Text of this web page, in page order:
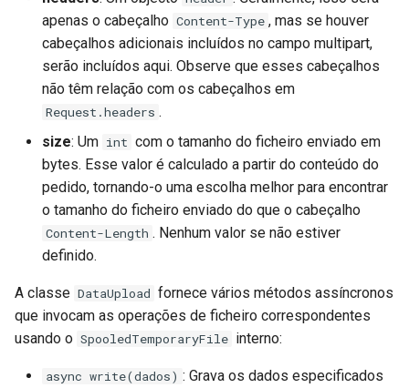
apenas o cabeçalho Content-Type , mas se houver
cabeçalhos adicionais incluídos no campo multipart,
serão incluídos aqui. Observe que esses cabeçalhos
não têm relação com os cabeçalhos em
Request.headers .
size: Um int com o tamanho do ficheiro enviado em
bytes. Esse valor é calculado a partir do conteúdo do
pedido, tornando-o uma escolha melhor para encontrar
o tamanho do ficheiro enviado do que o cabeçalho
Content-Length . Nenhum valor se não estiver
definido.
A classe DataUpload fornece vários métodos assíncronos
que invocam as operações de ficheiro correspondentes
usando o SpooledTemporaryFile interno:
async write(dados) : Grava os dados especificados